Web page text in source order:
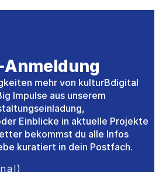
mehr von kulturBdigital
Impulse aus unserem
Einblicke in aktuelle Projekte
bekommst du alle Infos
kuratiert in dein Postfach.